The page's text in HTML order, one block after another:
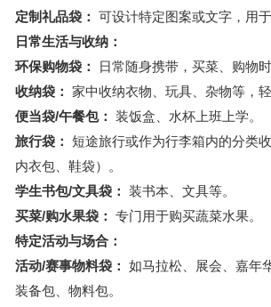
定制礼品袋： 可设计特定图案或文字，用于
日常生活与收纳：
环保购物袋：
日常随身携带，买菜、购物时
收纳袋： 家中收纳衣物、玩具、杂物等，轻
便当袋/午餐包： 装饭盒、水杯上班上学。
旅行袋： 短途旅行或作为行李箱内的分类
内衣包、鞋袋）。
学生书包/文具袋： 装书本、文具等。
买菜/购水果袋： 专门用于购买蔬菜水果。
特定活动与场合：
活动/赛事物料袋： 如马拉松、展会、嘉年
装备包、物料包。